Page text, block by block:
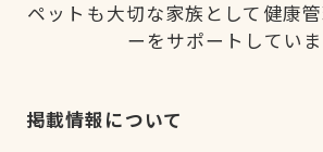
ペットも大切な家族として健康
ーをサポートしていま
掲載情報について